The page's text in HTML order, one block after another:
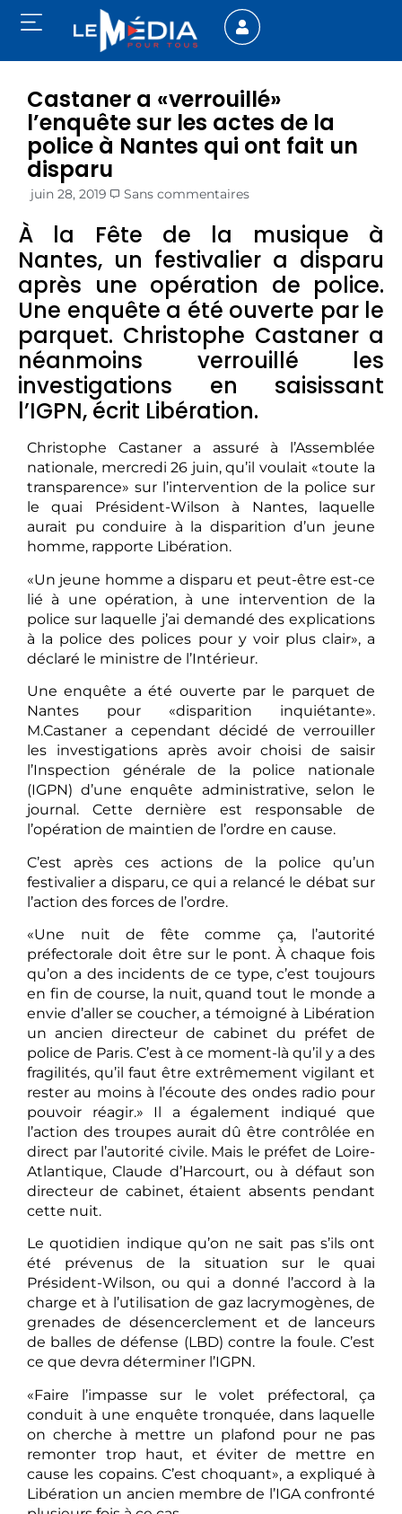
Castaner a «verrouillé»
l’enquête sur les actes de la
police à Nantes qui ont fait un
disparu
juin 28, 2019 Sans commentaires
À la Fête de la musique à
Nantes, un festivalier a disparu
après une opération de police.
Une enquête a été ouverte par le
parquet. Christophe Castaner a
néanmoins verrouillé les
investigations en saisissant
l’IGPN, écrit Libération.
Christophe Castaner a assuré à l’Assemblée
nationale, mercredi 26 juin, qu’il voulait «toute la
transparence» sur l’intervention de la police sur
le quai Président-Wilson à Nantes, laquelle
aurait pu conduire à la disparition d’un jeune
homme, rapporte Libération.
«Un jeune homme a disparu et peut-être est-ce
lié à une opération, à une intervention de la
police sur laquelle j’ai demandé des explications
à la police des polices pour y voir plus clair», a
déclaré le ministre de l’Intérieur.
Une enquête a été ouverte par le parquet de
Nantes pour «disparition inquiétante».
M.Castaner a cependant décidé de verrouiller
les investigations après avoir choisi de saisir
l’Inspection générale de la police nationale
(IGPN) d’une enquête administrative, selon le
journal. Cette dernière est responsable de
l’opération de maintien de l’ordre en cause.
C’est après ces actions de la police qu’un
festivalier a disparu, ce qui a relancé le débat sur
l’action des forces de l’ordre.
«Une nuit de fête comme ça, l’autorité
préfectorale doit être sur le pont. À chaque fois
qu’on a des incidents de ce type, c’est toujours
en fin de course, la nuit, quand tout le monde a
envie d’aller se coucher, a témoigné à Libération
un ancien directeur de cabinet du préfet de
police de Paris. C’est à ce moment-là qu’il y a des
fragilités, qu’il faut être extrêmement vigilant et
rester au moins à l’écoute des ondes radio pour
pouvoir réagir.» Il a également indiqué que
l’action des troupes aurait dû être contrôlée en
direct par l’autorité civile. Mais le préfet de Loire-
Atlantique, Claude d’Harcourt, ou à défaut son
directeur de cabinet, étaient absents pendant
cette nuit.
Le quotidien indique qu’on ne sait pas s’ils ont
été prévenus de la situation sur le quai
Président-Wilson, ou qui a donné l’accord à la
charge et à l’utilisation de gaz lacrymogènes, de
grenades de désencerclement et de lanceurs
de balles de défense (LBD) contre la foule. C’est
ce que devra déterminer l’IGPN.
«Faire l’impasse sur le volet préfectoral, ça
conduit à une enquête tronquée, dans laquelle
on cherche à mettre un plafond pour ne pas
remonter trop haut, et éviter de mettre en
cause les copains. C’est choquant», a expliqué à
Libération un ancien membre de l’IGA confronté